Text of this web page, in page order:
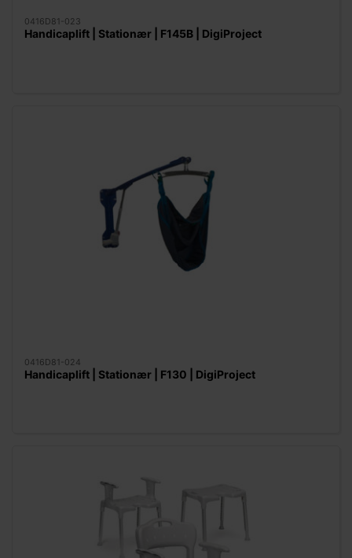
0416D81-023
Handicaplift | Stationær | F145B | DigiProject
0416D81-024
Handicaplift | Stationær | F130 | DigiProject